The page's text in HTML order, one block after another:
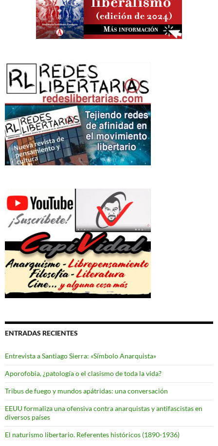
ENTRADAS RECIENTES
Entrevista a Santiago Sierra: «Símbolo Anarquista»
Aporofobia, ¿patología o el clasismo de toda la vida?
Tribus de fuego y mundos apátridas: una conversación
EEUU formaliza una ofensiva contra anarquistas y antifascistas en
diversos países
El naturismo libertario. Referentes históricos (1890-1936)